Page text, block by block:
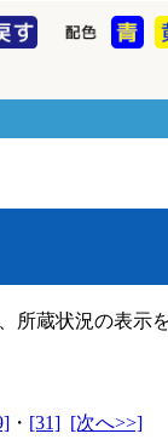
所蔵状況の表示を
・ [31] [次へ>>]